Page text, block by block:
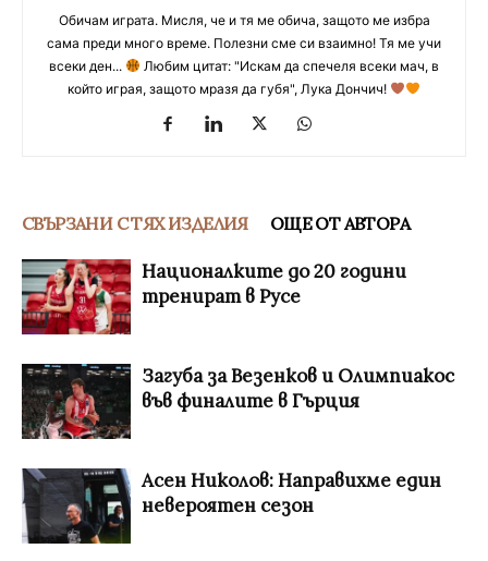
Обичам играта. Мисля, че и тя ме обича, защото ме избра
сама преди много време. Полезни сме си взаимно! Тя ме учи
всеки ден...
Любим цитат: "Искам да спечеля всеки мач, в
който играя, защото мразя да губя", Лука Дончич!
СВЪРЗАНИ С ТЯХ ИЗДЕЛИЯ ОЩЕ ОТ АВТОРА
Националките до 20 години
тренират в Русе
Загуба за Везенков и Олимпиакос
във финалите в Гърция
Асен Николов: Направихме един
невероятен сезон